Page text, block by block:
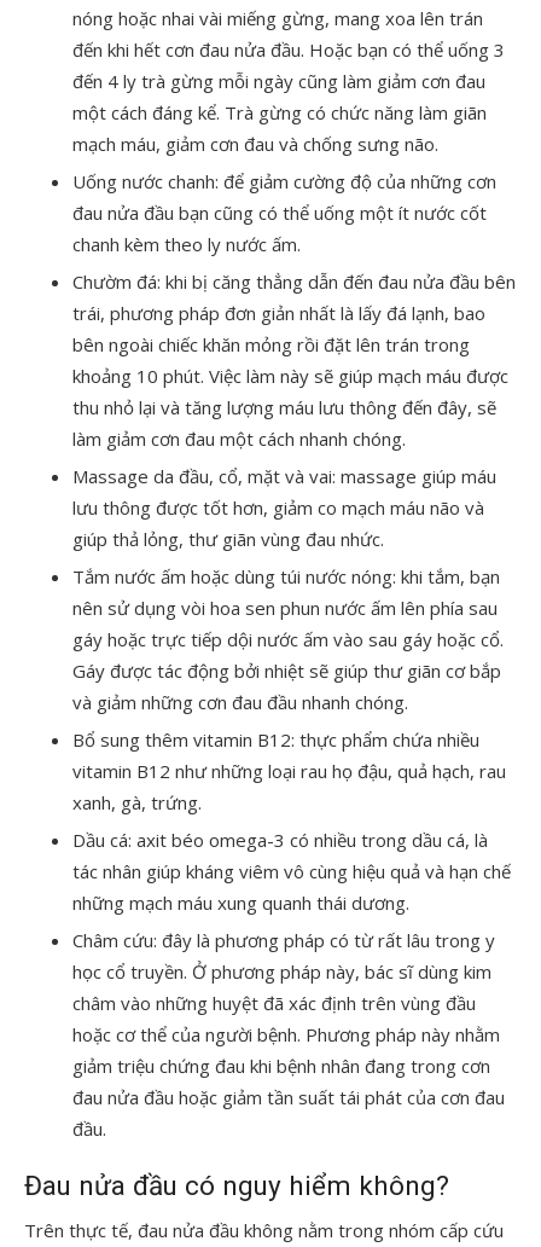
nóng hoặc nhai vài miếng gừng, mang xoa lên trán
đến khi hết cơn đau nửa đầu. Hoặc bạn có thể uống 3
đến 4 ly trà gừng mỗi ngày cũng làm giảm cơn đau
một cách đáng kể. Trà gừng có chức năng làm giãn
mạch máu, giảm cơn đau và chống sưng não.
Uống nước chanh: để giảm cường độ của những cơn
đau nửa đầu bạn cũng có thể uống một ít nước cốt
chanh kèm theo ly nước ấm.
Chườm đá: khi bị căng thẳng dẫn đến đau nửa đầu bên
trái, phương pháp đơn giản nhất là lấy đá lạnh, bao
bên ngoài chiếc khăn mỏng rồi đặt lên trán trong
khoảng 10 phút. Việc làm này sẽ giúp mạch máu được
thu nhỏ lại và tăng lượng máu lưu thông đến đây, sẽ
làm giảm cơn đau một cách nhanh chóng.
Massage da đầu, cổ, mặt và vai: massage giúp máu
lưu thông được tốt hơn, giảm co mạch máu não và
giúp thả lỏng, thư giãn vùng đau nhức.
Tắm nước ấm hoặc dùng túi nước nóng: khi tắm, bạn
nên sử dụng vòi hoa sen phun nước ấm lên phía sau
gáy hoặc trực tiếp dội nước ấm vào sau gáy hoặc cổ.
Gáy được tác động bởi nhiệt sẽ giúp thư giãn cơ bắp
và giảm những cơn đau đầu nhanh chóng.
Bổ sung thêm vitamin B12: thực phẩm chứa nhiều
vitamin B12 như những loại rau họ đậu, quả hạch, rau
xanh, gà, trứng.
Dầu cá: axit béo omega-3 có nhiều trong dầu cá, là
tác nhân giúp kháng viêm vô cùng hiệu quả và hạn chế
những mạch máu xung quanh thái dương.
Châm cứu: đây là phương pháp có từ rất lâu trong y
học cổ truyền. Ở phương pháp này, bác sĩ dùng kim
châm vào những huyệt đã xác định trên vùng đầu
hoặc cơ thể của người bệnh. Phương pháp này nhằm
giảm triệu chứng đau khi bệnh nhân đang trong cơn
đau nửa đầu hoặc giảm tần suất tái phát của cơn đau
đầu.
Đau nửa đầu có nguy hiểm không?
Trên thực tế, đau nửa đầu không nằm trong nhóm cấp cứu